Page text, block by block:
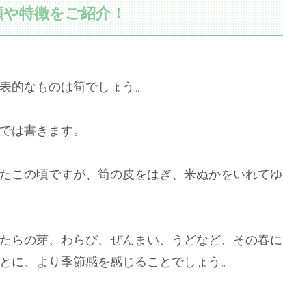
特徴をご紹介！
なものは筍でしょう。
は書きます。
この頃ですが、筍の皮をはぎ、米ぬかをいれてゆ
らの芽、わらび、ぜんまい、うどなど、その春に
に、より季節感を感じることでしょう。